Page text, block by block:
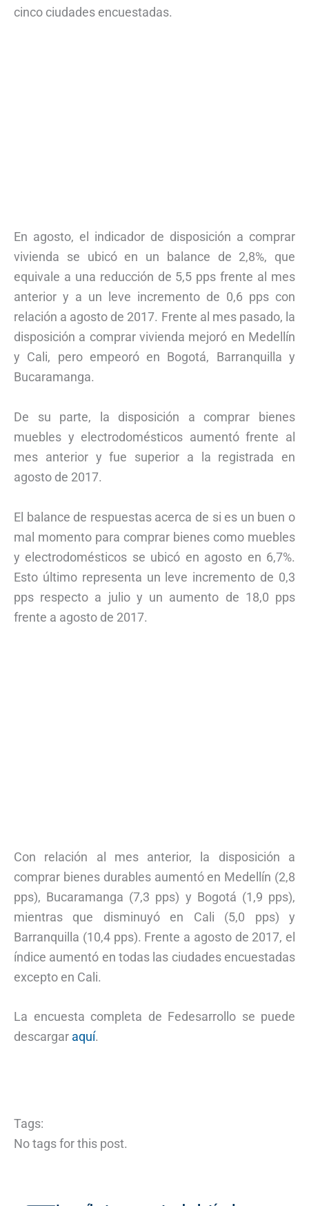
cinco ciudades encuestadas.
En agosto, el indicador de disposición a comprar
vivienda se ubicó en un balance de 2,8%, que
equivale a una reducción de 5,5 pps frente al mes
anterior y a un leve incremento de 0,6 pps con
relación a agosto de 2017. Frente al mes pasado, la
disposición a comprar vivienda mejoró en Medellín
y Cali, pero empeoró en Bogotá, Barranquilla y
Bucaramanga.
De su parte, la disposición a comprar bienes
muebles y electrodomésticos aumentó frente al
mes anterior y fue superior a la registrada en
agosto de 2017.
El balance de respuestas acerca de si es un buen o
mal momento para comprar bienes como muebles
y electrodomésticos se ubicó en agosto en 6,7%.
Esto último representa un leve incremento de 0,3
pps respecto a julio y un aumento de 18,0 pps
frente a agosto de 2017.
Con relación al mes anterior, la disposición a
comprar bienes durables aumentó en Medellín (2,8
pps), Bucaramanga (7,3 pps) y Bogotá (1,9 pps),
mientras que disminuyó en Cali (5,0 pps) y
Barranquilla (10,4 pps). Frente a agosto de 2017, el
índice aumentó en todas las ciudades encuestadas
excepto en Cali.
La encuesta completa de Fedesarrollo se puede
descargar aquí.
Tags:
No tags for this post.